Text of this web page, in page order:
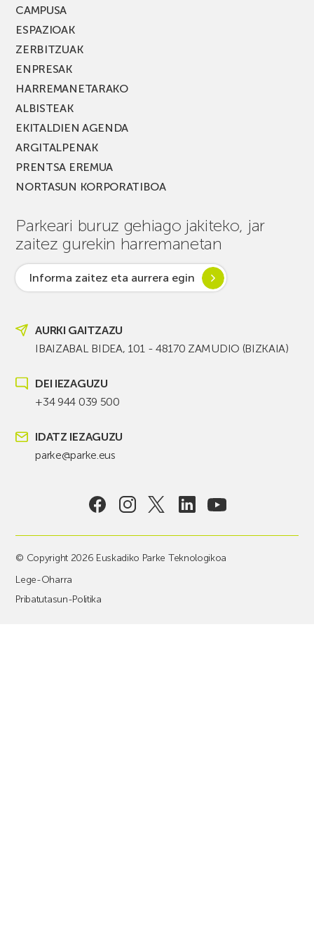
CAMPUSA
ESPAZIOAK
ZERBITZUAK
ENPRESAK
HARREMANETARAKO
ALBISTEAK
EKITALDIEN AGENDA
ARGITALPENAK
PRENTSA EREMUA
NORTASUN KORPORATIBOA
Parkeari buruz gehiago jakiteko, jar
zaitez gurekin harremanetan
Informa zaitez eta aurrera egin
AURKI GAITZAZU
IBAIZABAL BIDEA, 101 - 48170 ZAMUDIO (BIZKAIA)
DEI IEZAGUZU
+34 944 039 500
IDATZ IEZAGUZU
parke@parke.eus
© Copyright 2026 Euskadiko Parke Teknologikoa
Lege-Oharra
Pribatutasun-Politika